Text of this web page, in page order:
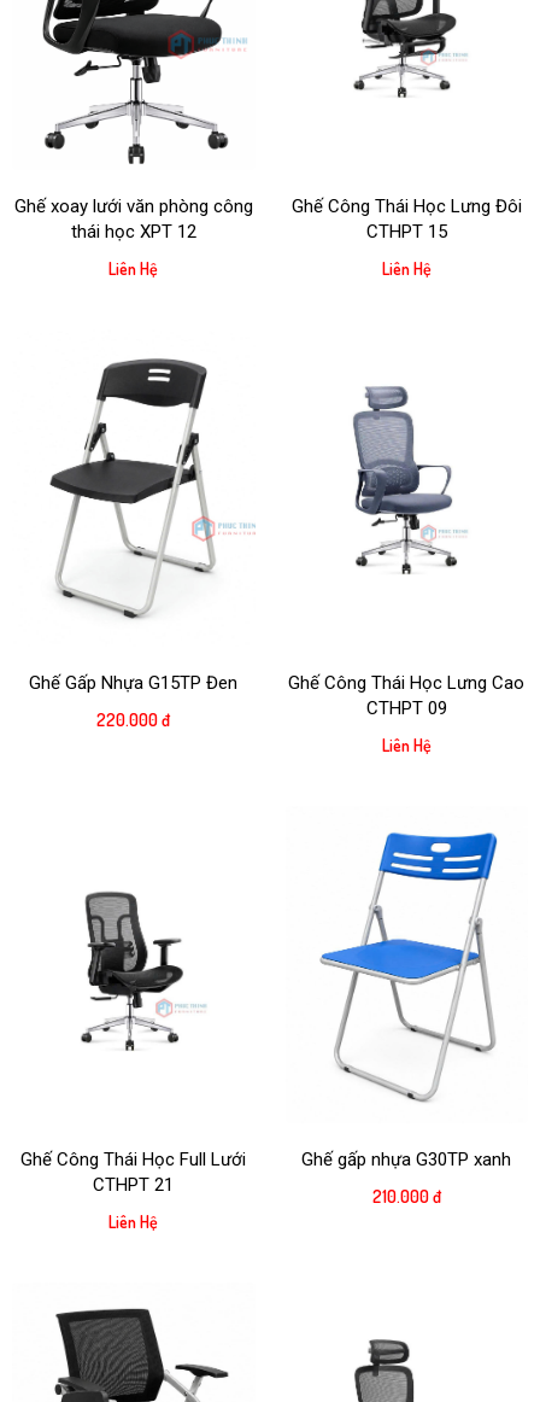
Tính thẩm mỹ cao:Sự phối hợp màu sắc tinh tế (trắng, đen,
xanh, cam,...) giúp không gian văn phòng trở nên năng động và
hiện đại hơn.
Ghế xoay lưới văn phòng công
thái học XPT 12
Liên Hệ
Ghế Công Thái Học Lưng Đôi
CTHPT 15
Liên Hệ
Ghế Gấp Nhựa G15TP Đen
220.000 đ
Ghế Công Thái Học Lưng Cao
CTHPT 09
Liên Hệ
Ghế Công Thái Học Full Lưới
CTHPT 21
Liên Hệ
Ghế gấp nhựa G30TP xanh
210.000 đ